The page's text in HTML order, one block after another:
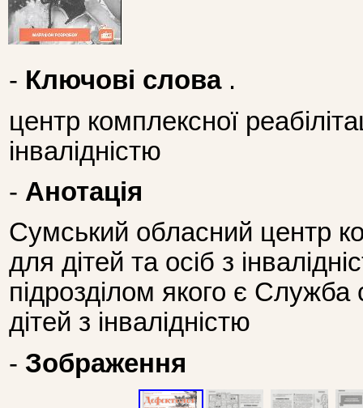
- Ключові слова.
центр комплексної
інвалідністю
- Анотація
Сумський обласний центр
для дітей та осіб з
підрозділом якого є Служба
дітей з інвалідністю
- Зображення